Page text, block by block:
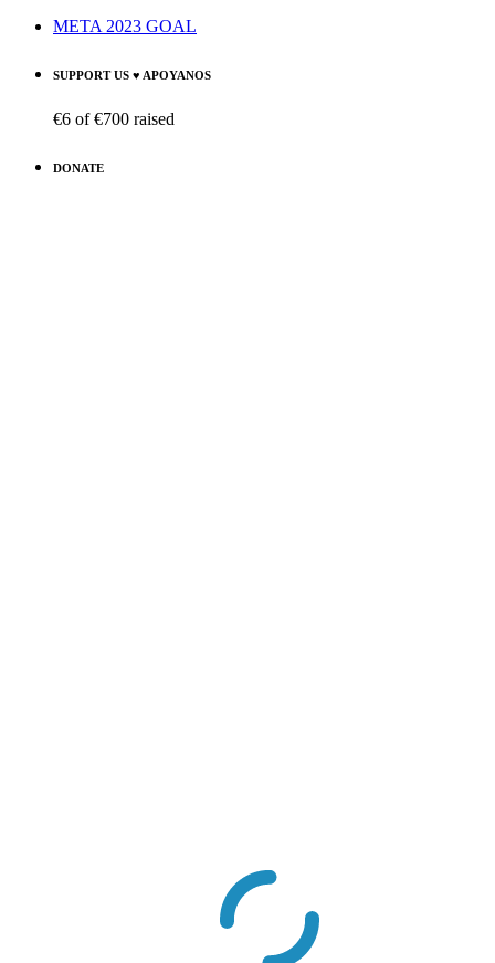
META 2023 GOAL
SUPPORT US ♥ APOYANOS
€6 of€700 raised
DONATE